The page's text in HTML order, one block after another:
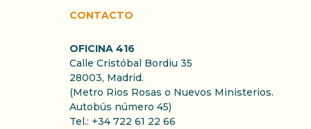
CONTACTO
OFICINA 416
Calle Cristóbal Bordiu 35
28003, Madrid.
(Metro Rios Rosas o Nuevos Ministerios.
Autobús número 45)
Tel.: +34 722 61 22 66